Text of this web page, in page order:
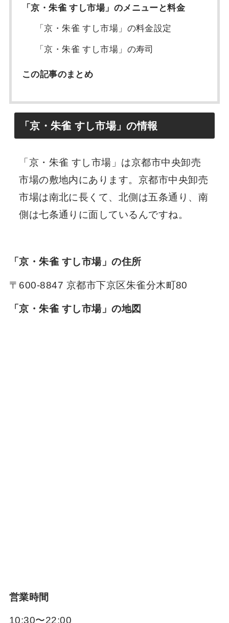
「京・朱雀 すし市場」のメニューと料金
「京・朱雀 すし市場」の料金設定
「京・朱雀 すし市場」の寿司
この記事のまとめ
「京・朱雀 すし市場」の情報
「京・朱雀 すし市場」は京都市中央卸売
市場の敷地内にあります。京都市中央卸売
市場は南北に長くて、北側は五条通り、南
側は七条通りに面しているんですね。
「京・朱雀 すし市場」の住所
〒600-8847 京都市下京区朱雀分木町80
「京・朱雀 すし市場」の地図
営業時間
10:30〜22:00